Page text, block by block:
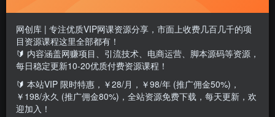
现在我们大家对表情包的需求量是很大的，朋友斗图、同事
聊天都是急需表情包的场景，而且这类视频制作起来非常简
单，三分钟就可以完成一个视频，手机、电脑都可以操作。
网创库 | 专注优质VIP网课资源分享，市面上收费几百几千的项
目资源课程这里全部都有！
🔰 内容涵盖网赚项目、引流技术、电商运营、脚本源码等资源，
每日稳定更新10-20优质付费资源课程！
🔰 本站VIP 限时特惠，￥28/月，￥98/年 (推广佣金50%)，
￥198/永久 (推广佣金80%)，全站资源免费下载，每天更新，欢
迎加入！